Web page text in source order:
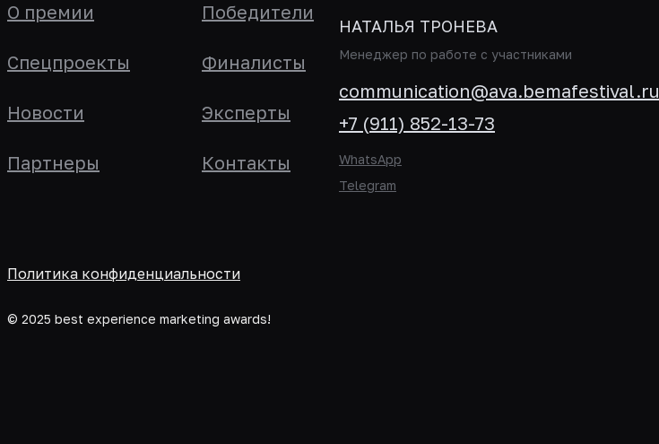
О премии
Спецпроекты
Новости
Партнеры
Победители
Финалисты
Эксперты
Контакты
НАТАЛЬЯ ТРОНЕВА
Менеджер по работе с участниками
communication@ava.bemafestival.ru
+7 (911) 852-13-73
WhatsApp
Telegram
Политика конфиденциальности
© 2025 best experience marketing awards!